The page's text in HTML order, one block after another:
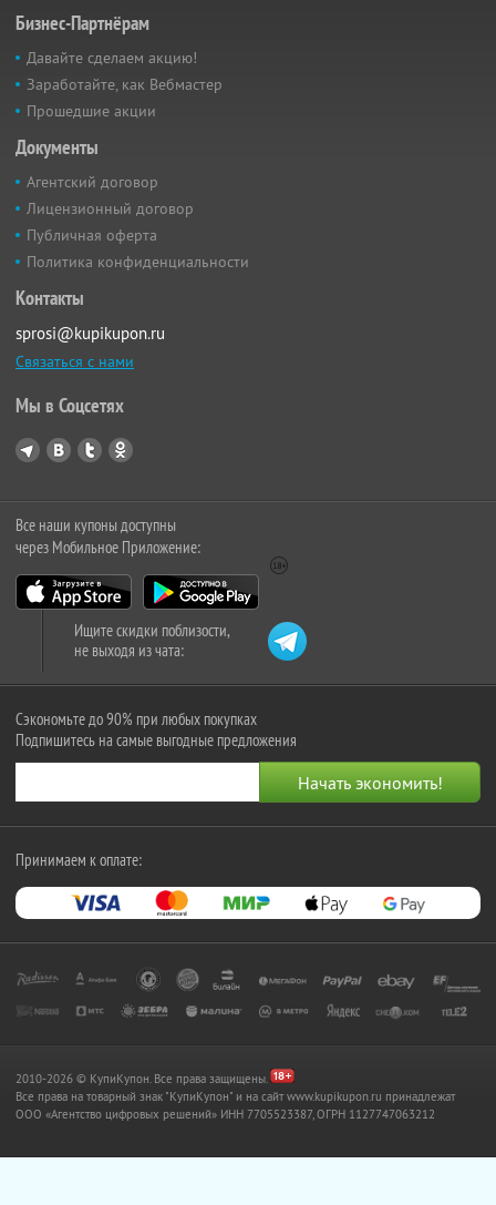
Бизнес-Партнёрам
Давайте сделаем акцию!
Заработайте, как Вебмастер
Прошедшие акции
Документы
Агентский договор
Лицензионный договор
Публичная оферта
Политика конфиденциальности
Контакты
sprosi@kupikupon.ru
Связаться с нами
Мы в Соцсетях
Все наши купоны доступны
через Мобильное Приложение:
Ищите скидки поблизости,
не выходя из чата:
Сэкономьте до 90% при любых покупках
Подпишитесь на самые выгодные предложения
Принимаем к оплате:
2010-2026 © КупиКупон. Все права защищены.
Все права на товарный знак "КупиКупон" и на сайт www.kupikupon.ru принадлежат
OOO «Агентство цифровых решений» ИНН 7705523387, ОГРН 1127747063212